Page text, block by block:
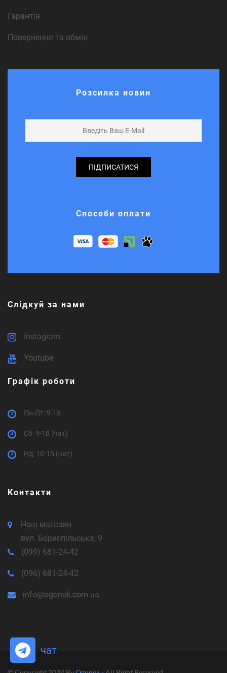
чат
Гарантія
Повернення та обмін
Розсилка новин
ПІДПИСАТИСЯ
Способи оплати
Слідкуй за нами
Instagram
Youtube
Графік роботи
Пн-Пт: 9-18
Cб: 9-18 (чат)
Нд: 10-15 (чат)
Контакти
Наш магазин
вул. Бориспільська, 9
(099) 681-24-42
(096) 681-24-42
info@ogonek.com.ua